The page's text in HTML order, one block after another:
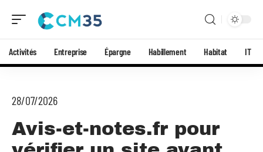
Activités Entreprise Épargne Habillement Habitat IT
28/07/2026
Avis-et-notes.fr pour